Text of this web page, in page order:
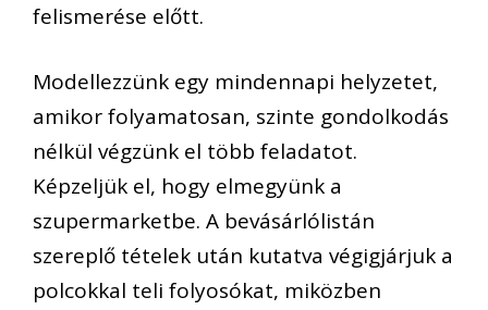
felismerése előtt.
Modellezzünk egy mindennapi helyzetet,
amikor folyamatosan, szinte gondolkodás
nélkül végzünk el több feladatot.
Képzeljük el, hogy elmegyünk a
szupermarketbe. A bevásárlólistán
szereplő tételek után kutatva végigjárjuk a
polcokkal teli folyosókat, miközben